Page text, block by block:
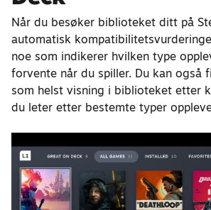
Når du besøker biblioteket ditt på
automatisk
noe som indikerer hvilken type
forvente når du spiller. Du kan også
som helst visning i biblioteket etter
du leter etter bestemte typer